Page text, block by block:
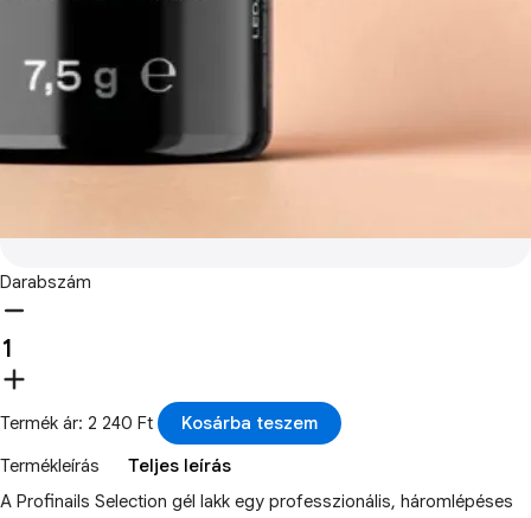
Darabszám
Termék ár: 2 240 Ft
Kosárba teszem
Termékleírás
Teljes leírás
A Profinails Selection gél lakk egy professzionális, háromlépéses